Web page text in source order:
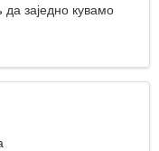
заједно кувамо